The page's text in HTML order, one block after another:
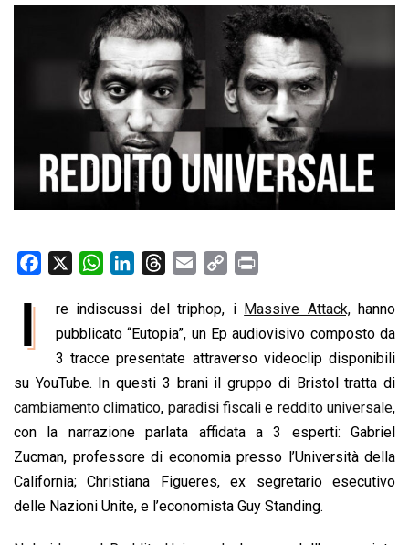
o
o
k
W
a
t
s
A
p
p
n
k
e
d
I
n
r
e
a
d
s
a
i
l
p
y
L
i
n
k
i
n
I re indiscussi del triphop, i Massive Attack,hanno
pubblicato “Eutopia”, un Ep audiovisivo composto da
3 tracce presentate attraverso videoclip disponibili
su YouTube. In questi 3 brani il gruppo di Bristol tratta di
cambiamento climatico, paradisi fiscali e reddito universale,
con la narrazione parlata affidata a 3 esperti: Gabriel
Zucman, professore di economia presso l’Università della
California; Christiana Figueres, ex segretario esecutivo
delle Nazioni Unite, e l’economista Guy Standing.